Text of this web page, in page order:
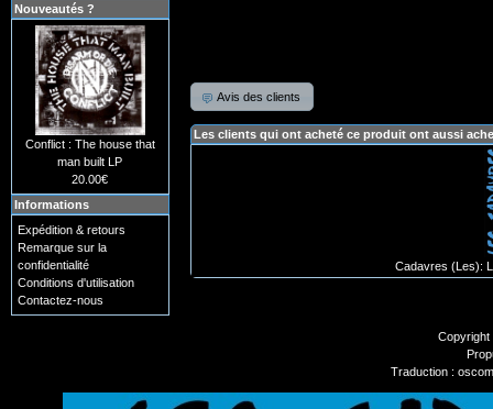
Avis des clients
Les clients qui ont acheté ce produit ont aussi
Cadavres (Les):
Nouveautés ?
Conflict : The house that
man built LP
20.00€
Informations
Expédition & retours
Remarque sur la
confidentialité
Conditions d'utilisation
Contactez-nous
Traduction :